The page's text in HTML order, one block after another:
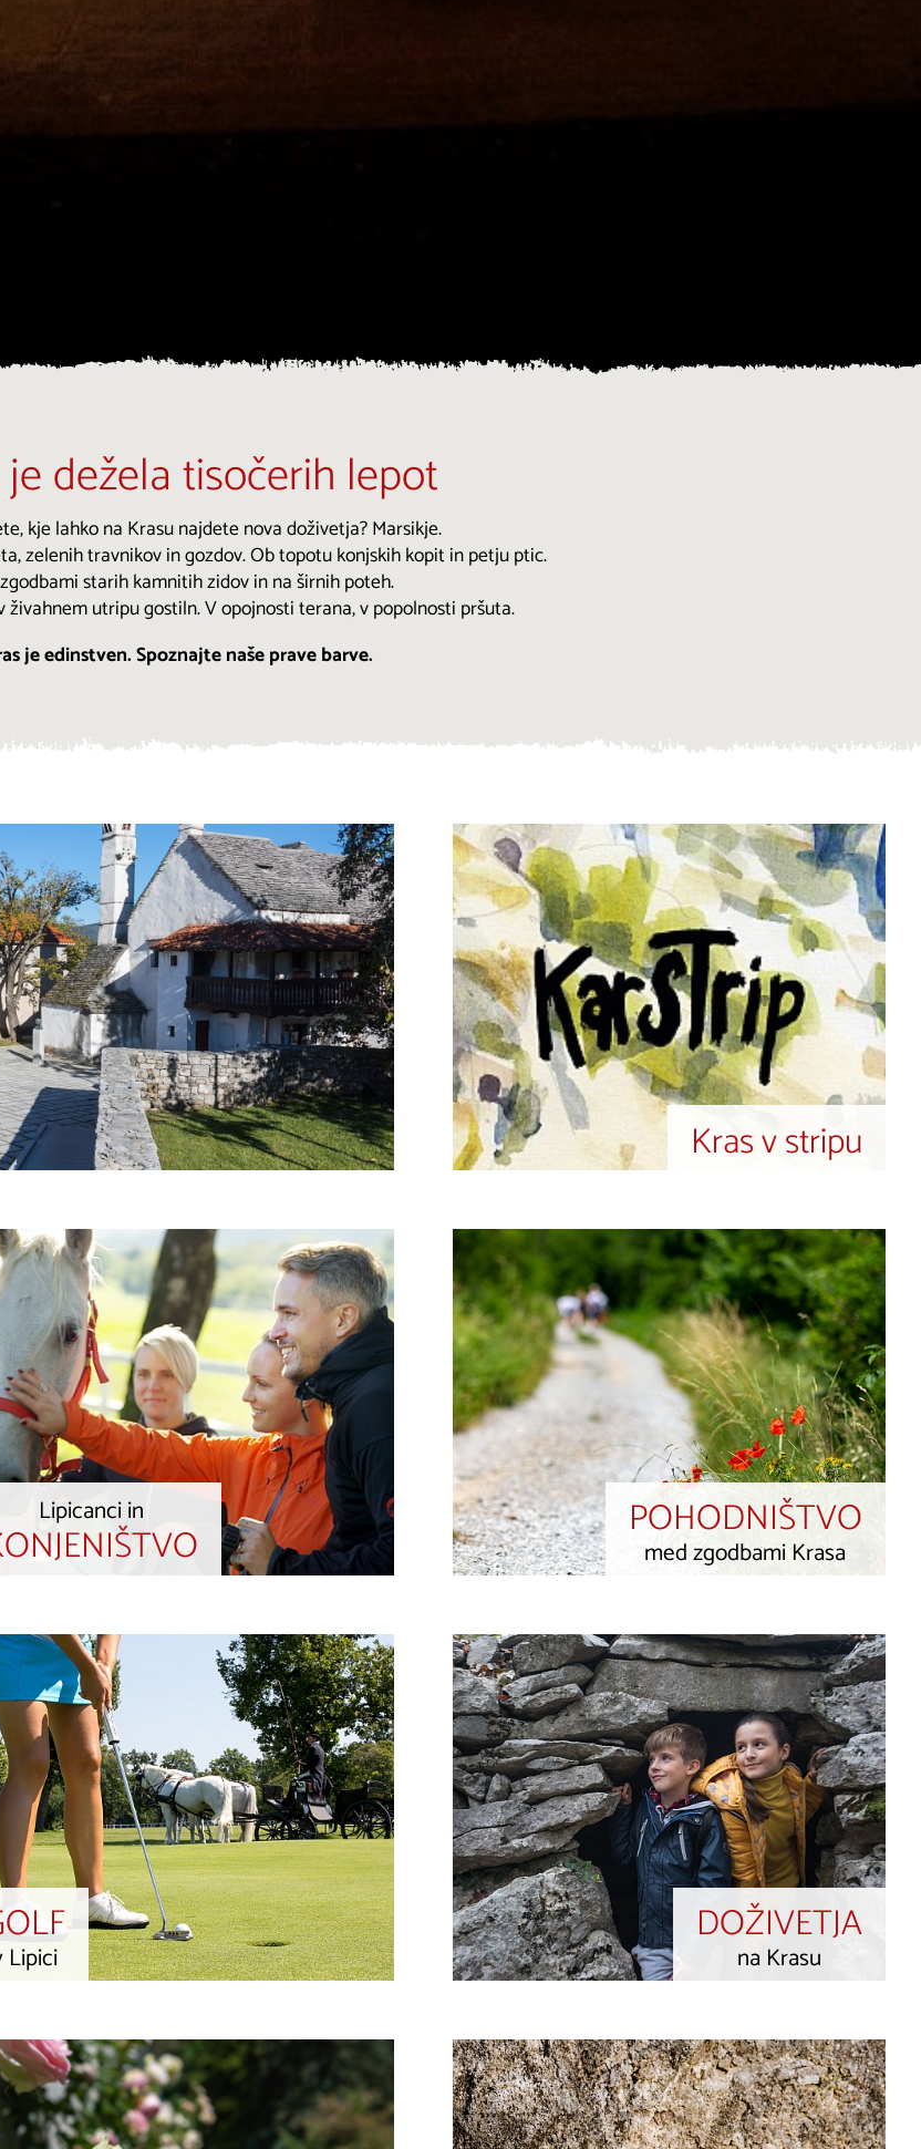
dežela tisočerih lepot
kje lahko na Krasu najdete nova doživetja? Marsikje.
zelenih travnikov in gozdov. Ob topotu konjskih kopit in petju ptic.
starih kamnitih zidov in na širnih poteh.
utripu gostiln. V opojnosti terana, v popolnosti pršuta.
je edinstven. Spoznajte naše prave barve.
Kras v stripu
Lipicanci in POHODNIŠTVO
med zgodbami Krasa
Lipici
DOŽIVETJA
na Krasu